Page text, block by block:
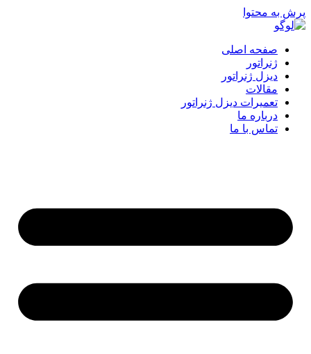
پرش به محتوا
صفحه اصلی
ژنراتور
دیزل ژنراتور
مقالات
تعمیرات دیزل ژنراتور
درباره ما
تماس با ما